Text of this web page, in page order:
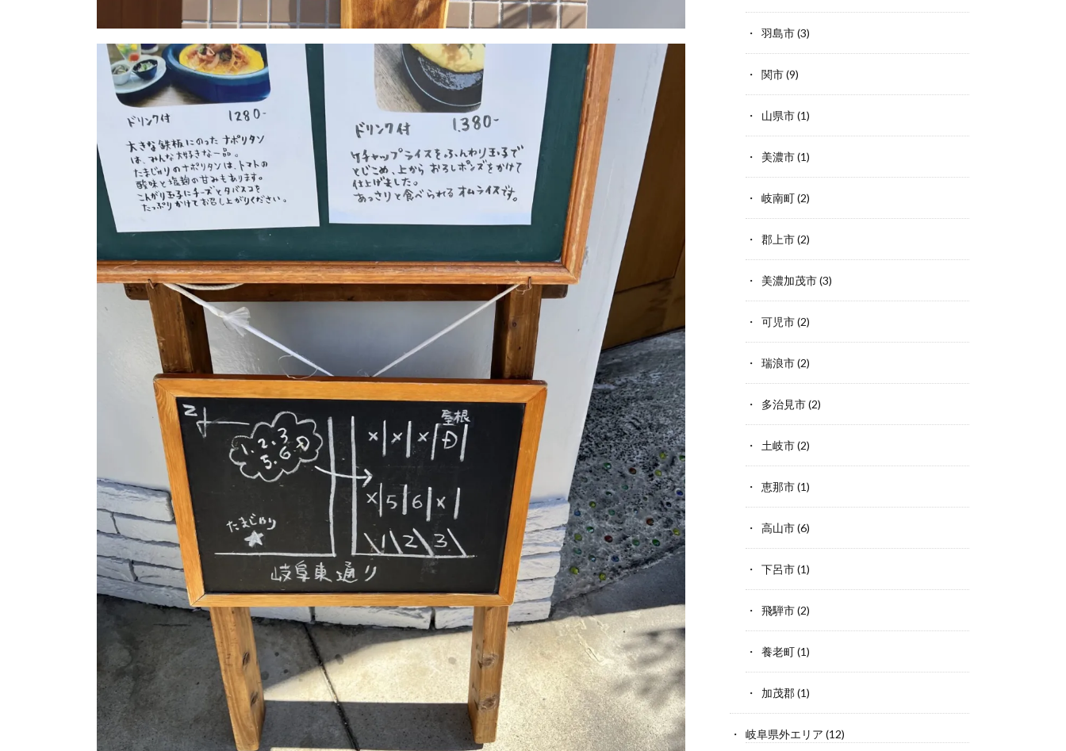
羽島市(3)
関市(9)
山県市(1)
美濃市(1)
岐南町(2)
郡上市(2)
美濃加茂市(3)
可児市(2)
瑞浪市(2)
多治見市(2)
土岐市(2)
恵那市(1)
高山市(6)
下呂市(1)
飛騨市(2)
養老町(1)
加茂郡(1)
岐阜県外エリア (12)